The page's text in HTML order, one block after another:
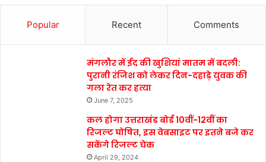
Popular Recent Comments
मंगलौर में ईद की खुशियां मातम में बदली:
पुरानी रंजिश को लेकर दिन-दहाड़े युवक की
गला रेत कर हत्या
June 7, 2025
कल होगा उत्तराखंड बोर्ड 10वीं-12वीं का
रिजल्ट घोषित, इस वेबसाइट पर इतने बजे कर
सकेंगे रिजल्ट चेक
April 29, 2024